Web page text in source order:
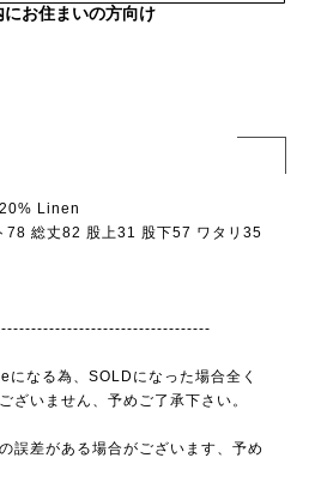
にお住まいの方向け
Linen
総丈82 股上31 股下57 ワタリ35
になる為、SOLDになった場合全く
ざいません、予めご了承下さい。
誤差がある場合がございます、予め